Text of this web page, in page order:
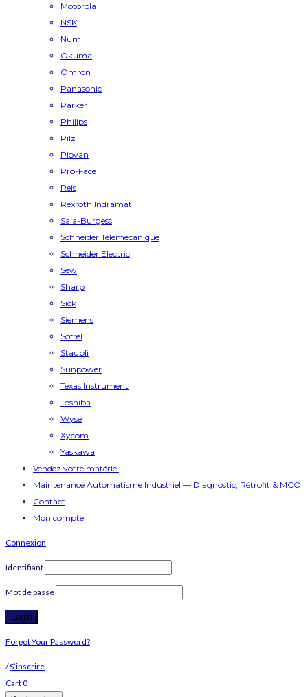
Motorola
NSK
Num
Okuma
Omron
Panasonic
Parker
Philips
Pilz
Piovan
Pro-Face
Reis
Rexroth Indramat
Saia-Burgess
Schneider Telemecanique
Schneider Electric
Sew
Sharp
Sick
Siemens
Sofrel
Staubli
Sunpower
Texas Instrument
Toshiba
Wyse
Xycom
Yaskawa
Vendez votre matériel
Maintenance Automatisme Industriel — Diagnostic, Rétrofit & MCO
Contact
Mon compte
Connexion
Identifiant
Mot de passe
Forgot Your Password?
/S’inscrire
Cart0